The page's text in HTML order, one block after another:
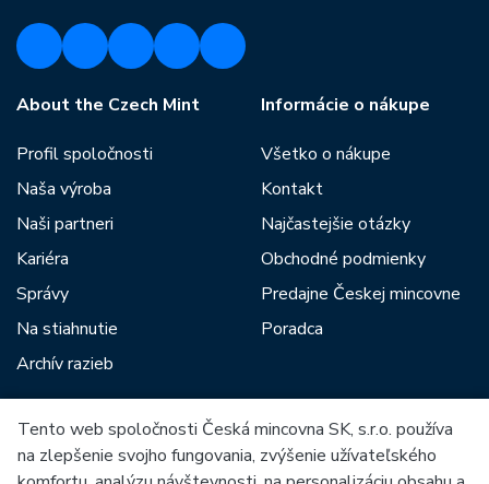
About the Czech Mint
Profil spoločnosti
Naša výroba
Naši partneri
Kariéra
Správy
Na stiahnutie
Archív razieb
Informácie o nákupe
Všetko o nákupe
Kontakt
Najčastejšie otázky
Obchodné podmienky
Predajne Českej mincovne
Poradca
Medzi našich partnerov patria:
Tento web spoločnosti Česká mincovna SK, s.r.o. používa
na zlepšenie svojho fungovania, zvýšenie užívateľského